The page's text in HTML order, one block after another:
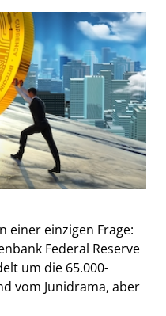
einer einzigen Frage:
Federal Reserve
um die 65.000-
vom Junidrama, aber